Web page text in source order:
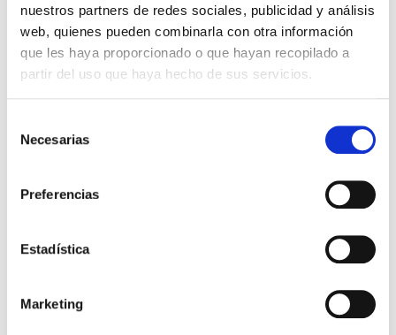
nuestros partners de redes sociales, publicidad y análisis
web, quienes pueden combinarla con otra información
que les haya proporcionado o que hayan recopilado a
partir del uso que haya hecho de sus servicios.
Necesarias
Preferencias
Estadística
Marketing
El diario de Álex 3: ¡Álex,
Miguel Ángel Gómez & Pedro
9,99€
Gente Común Perdidos y